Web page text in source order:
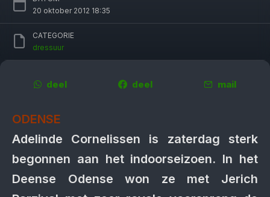
20 oktober 2012 18:35
CATEGORIE
dressuur
deel deel mail
ODENSE
Adelinde Cornelissen is zaterdag sterk
begonnen aan het indoorseizoen. In het
Deense Odense won ze met Jerich